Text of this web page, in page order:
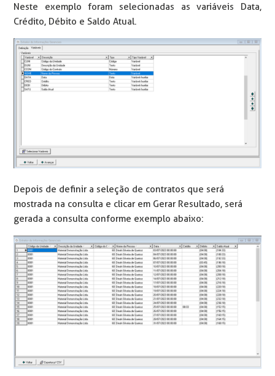
Neste exemplo foram selecionadas as variáveis Data,
Crédito, Débito e Saldo Atual.
Depois de definir a seleção de contratos que será
mostrada na consulta e clicar em Gerar Resultado, será
gerada a consulta conforme exemplo abaixo: